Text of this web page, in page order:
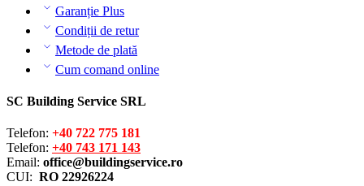
Garanție Plus
Condiții de retur
Metode de plată
Cum comand online
SC Building Service SRL
Telefon: +40 722 775 181
Telefon: +40 743 171 143
Email: office@buildingservice.ro
CUI: RO 22926224